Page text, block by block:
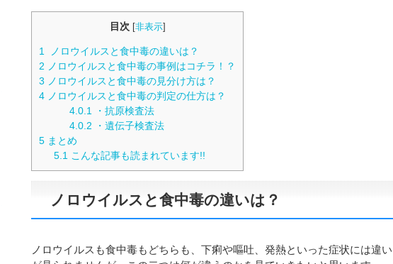
目次 [非表示]
1 ノロウイルスと食中毒の違いは？
2 ノロウイルスと食中毒の事例はコチラ！？
3 ノロウイルスと食中毒の見分け方は？
4 ノロウイルスと食中毒の判定の仕方は？
4.0.1・抗原検査法
4.0.2 ・遺伝子検査法
5 まとめ
5.1 こんな記事も読まれています!!
ノロウイルスと食中毒の違いは？
ノロウイルスも食中毒もどちらも、下痢や嘔吐、発熱といった症状には違い